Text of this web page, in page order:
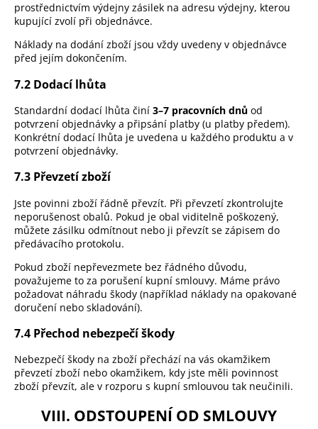
prostřednictvím výdejny zásilek na adresu výdejny, kterou
kupující zvolí při objednávce.
Náklady na dodání zboží jsou vždy uvedeny v objednávce
před jejím dokončením.
7.2 Dodací lhůta
Standardní dodací lhůta činí 3–7 pracovních dnů od
potvrzení objednávky a připsání platby (u platby předem).
Konkrétní dodací lhůta je uvedena u každého produktu a v
potvrzení objednávky.
7.3 Převzetí zboží
Jste povinni zboží řádně převzít. Při převzetí zkontrolujte
neporušenost obalů. Pokud je obal viditelně poškozený,
můžete zásilku odmítnout nebo ji převzít se zápisem do
předávacího protokolu.
Pokud zboží nepřevezmete bez řádného důvodu,
považujeme to za porušení kupní smlouvy. Máme právo
požadovat náhradu škody (například náklady na opakované
doručení nebo skladování).
7.4 Přechod nebezpečí škody
Nebezpečí škody na zboží přechází na vás okamžikem
převzetí zboží nebo okamžikem, kdy jste měli povinnost
zboží převzít, ale v rozporu s kupní smlouvou tak neučinili.
VIII. ODSTOUPENÍ OD SMLOUVY